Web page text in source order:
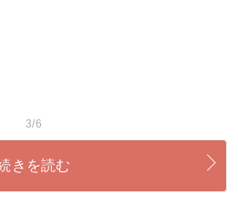
3/6
きを読む